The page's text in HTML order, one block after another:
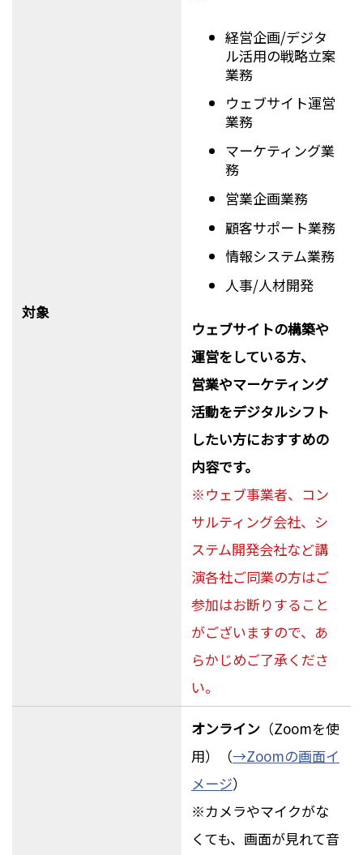
対象
経営企画/デジタ
ル活用の戦略立案
業務
ウェブサイト運営
業務
マーケティング業
務
営業企画業務
顧客サポート業務
情報システム業務
人事/人材開発
ウェブサイトの構築や
運営をしている方、
営業やマーケティング
活動をデジタルシフト
したい方におすすめの
内容です。
※ウェブ事業者、コン
サルティング会社、シ
ステム開発会社など講
演各社ご同業の方はご
参加はお断りすること
がございますので、あ
らかじめご了承くださ
い。
オンライン（Zoomを使
用）（→Zoomの画面イ
メージ）
※カメラやマイクがな
くても、画面が見れて音